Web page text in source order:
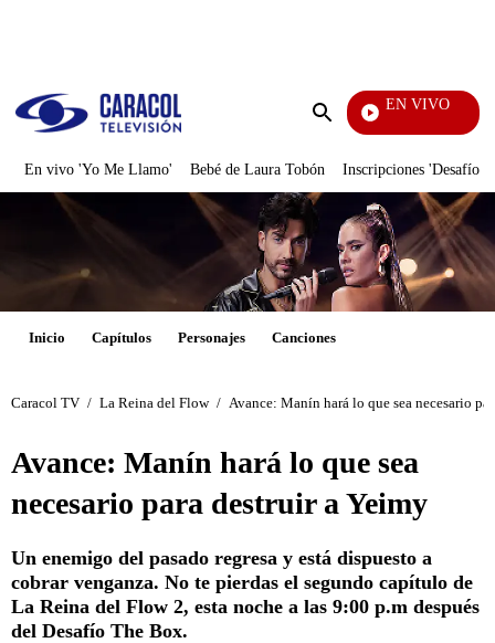
Enviar
EN VIVO
Noticias Caracol
En vivo 'Yo Me Llamo' Bebé de Laura Tobón Inscripciones 'Desafío'
Inicio Capítulos Personajes Canciones
Caracol TV / La Reina del Flow / Avance: Manín hará lo que sea necesario
Avance: Manín hará lo que sea
necesario para destruir a Yeimy
Un enemigo del pasado regresa y está dispuesto a
cobrar venganza. No te pierdas el segundo capítulo de
La Reina del Flow 2, esta noche a las 9:00 p.m después
del Desafío The Box.